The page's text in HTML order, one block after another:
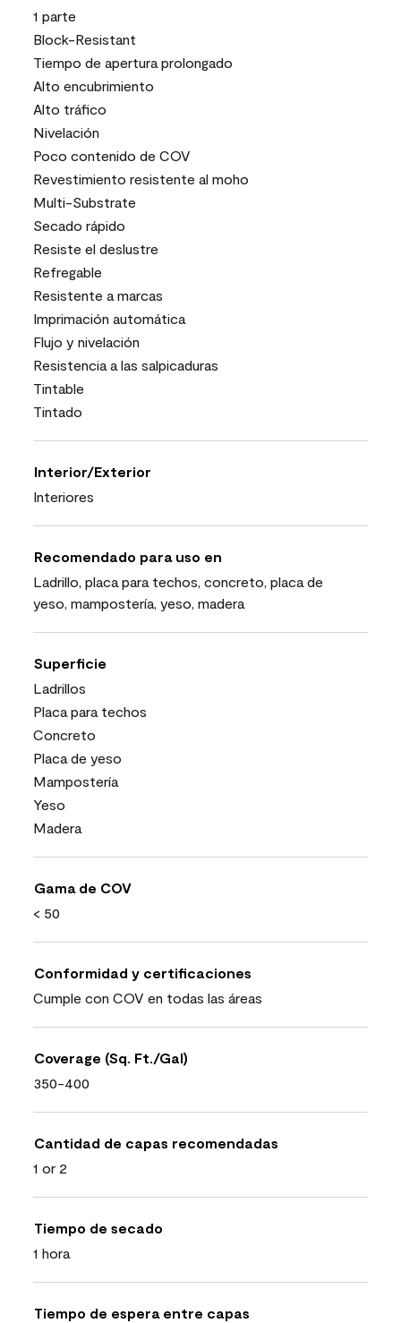
1 parte
Block-Resistant
Tiempo de apertura prolongado
Alto encubrimiento
Alto tráfico
Nivelación
Poco contenido de COV
Revestimiento resistente al moho
Multi-Substrate
Secado rápido
Resiste el deslustre
Refregable
Resistente a marcas
Imprimación automática
Flujo y nivelación
Resistencia a las salpicaduras
Tintable
Tintado
Interior/Exterior
Interiores
Recomendado para uso en
Ladrillo, placa para techos, concreto, placa de
yeso, mampostería, yeso, madera
Superficie
Ladrillos
Placa para techos
Concreto
Placa de yeso
Mampostería
Yeso
Madera
Gama de COV
< 50
Conformidad y certificaciones
Cumple con COV en todas las áreas
Coverage (Sq. Ft./Gal)
350-400
Cantidad de capas recomendadas
1 or 2
Tiempo de secado
1 hora
Tiempo de espera entre capas